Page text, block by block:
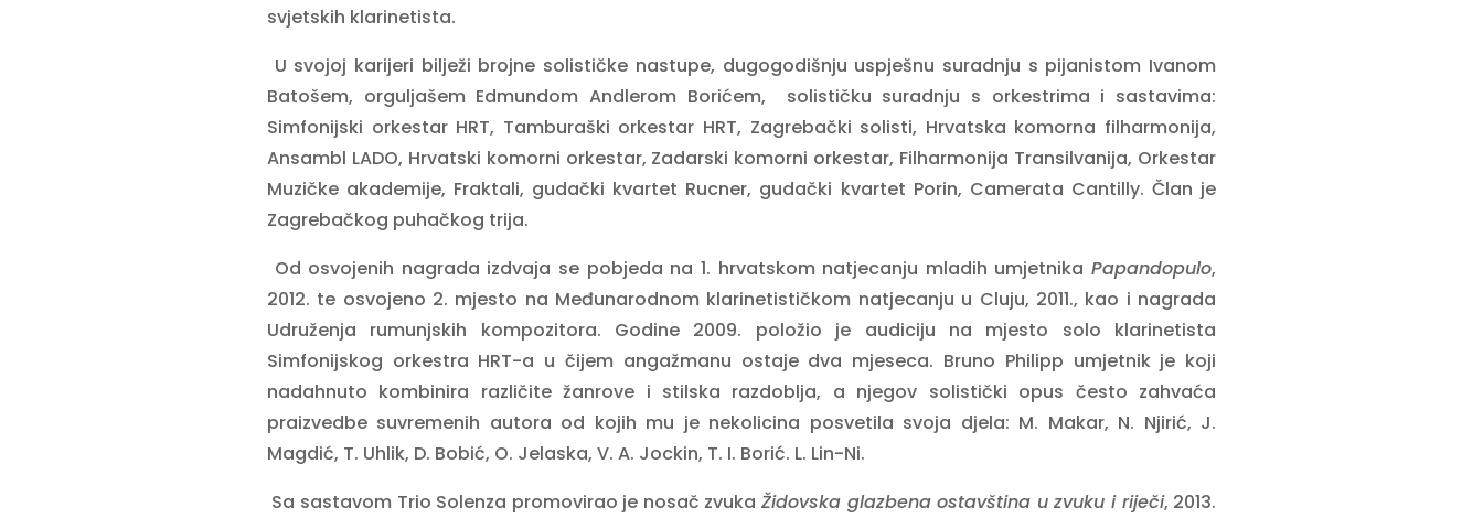
svjetskih klarinetista.
U svojoj karijeri bilježi brojne solističke nastupe, dugogodišnju uspješnu suradnju s pijanistom Ivanom
Batošem, orguljašem Edmundom Andlerom Borićem, solističku suradnju s orkestrima i sastavima:
Simfonijski orkestar HRT, Tamburaški orkestar HRT, Zagrebački solisti, Hrvatska komorna filharmonija,
Ansambl LADO, Hrvatski komorni orkestar, Zadarski komorni orkestar, Filharmonija Transilvanija, Orkestar
Muzičke akademije, Fraktali, gudački kvartet Rucner, gudački kvartet Porin, Camerata Cantilly. Član je
Zagrebačkog puhačkog trija.
Od osvojenih nagrada izdvaja se pobjeda na 1. hrvatskom natjecanju mladih umjetnikaPapandopulo,
2012. te osvojeno 2. mjesto na Međunarodnom klarinetističkom natjecanju u Cluju, 2011., kao i nagrada
Udruženja rumunjskih kompozitora. Godine 2009. položio je audiciju na mjesto solo klarinetista
Simfonijskog orkestra HRT-a u čijem angažmanu ostaje dva mjeseca. Bruno Philipp umjetnik je koji
nadahnuto kombinira različite žanrove i stilska razdoblja, a njegov solistički opus često zahvaća
praizvedbe suvremenih autora od kojih mu je nekolicina posvetila svoja djela: M. Makar, N. Njirić, J.
Magdić, T. Uhlik, D. Bobić, O. Jelaska, V. A. Jockin, T. I. Borić. L. Lin-Ni.
Sa sastavom Trio Solenza promovirao je nosač zvukaŽidovska glazbena ostavština u zvuku i riječi, 2013.